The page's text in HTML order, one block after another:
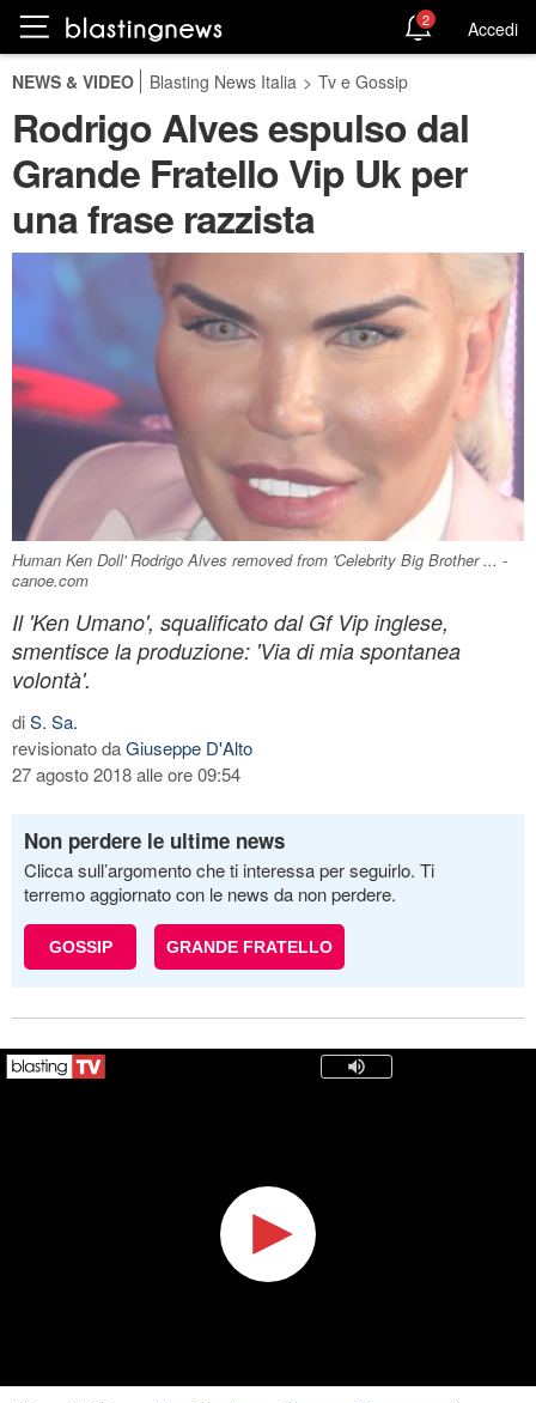
2 Accedi
NEWS & VIDEO Blasting News Italia > Tv e Gossip
Rodrigo Alves espulso dal
Grande Fratello Vip Uk per
una frase razzista
Human Ken Doll' Rodrigo Alves removed from 'Celebrity Big Brother ... -
canoe.com
Il 'Ken Umano', squalificato dal Gf Vip inglese,
smentisce la produzione: 'Via di mia spontanea
volontà'.
diS. Sa.
revisionato daGiuseppe D'Alto
27 agosto 2018 alle ore 09:54
Non perdere le ultime news
Clicca sull’argomento che ti interessa per seguirlo. Ti
terremo aggiornato con le news da non perdere.
GOSSIP GRANDE FRATELLO